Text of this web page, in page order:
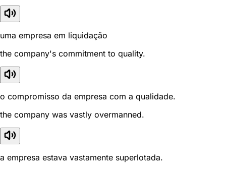
uma empresa em liquidação
the company's commitment to quality.
o compromisso da empresa com a qualidade.
the company was vastly overmanned.
a empresa estava vastamente superlotada.